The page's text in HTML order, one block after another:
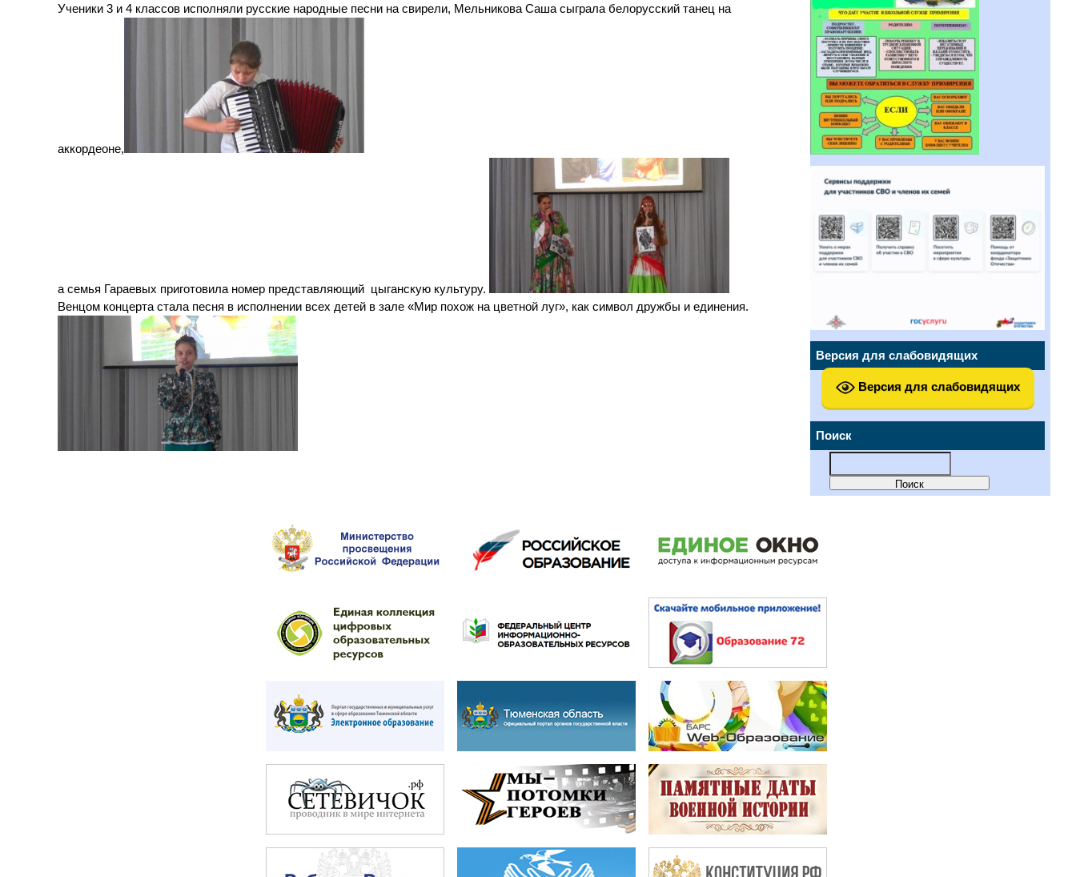
Версия для слабовидящих
Версия для слабовидящих
Поиск
Ученики 3 и 4 классов исполняли русские народные песни на свирели, Мельникова Саша сыграла белорусский танец на
аккордеоне,
а семья Гараевых приготовила номер представляющий цыганскую культуру.
Венцом концерта стала песня в исполнении всех детей в зале «Мир похож на цветной луг», как символ дружбы и единения.